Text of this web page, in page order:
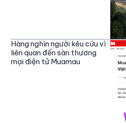
Hàng nghìn người kêu cứu vì
liên quan đến sàn thương
mại điện tử Muamau